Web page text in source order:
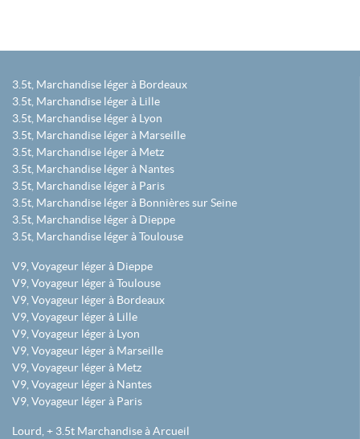
3.5t, Marchandise léger à Bordeaux
3.5t, Marchandise léger à Lille
3.5t, Marchandise léger à Lyon
3.5t, Marchandise léger à Marseille
3.5t, Marchandise léger à Metz
3.5t, Marchandise léger à Nantes
3.5t, Marchandise léger à Paris
3.5t, Marchandise léger à Bonnières sur Seine
3.5t, Marchandise léger à Dieppe
3.5t, Marchandise léger à Toulouse
V9, Voyageur léger à Dieppe
V9, Voyageur léger à Toulouse
V9, Voyageur léger à Bordeaux
V9, Voyageur léger à Lille
V9, Voyageur léger à Lyon
V9, Voyageur léger à Marseille
V9, Voyageur léger à Metz
V9, Voyageur léger à Nantes
V9, Voyageur léger à Paris
Lourd, + 3.5t Marchandise à Arcueil